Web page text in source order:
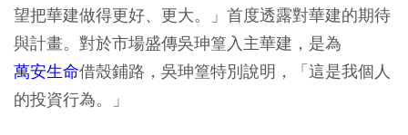
望把華建做得更好、更大。」首度透露對華建的期待
與計畫。對於市場盛傳吳珅篁入主華建，是為
萬安生命借殼鋪路，吳珅篁特別說明，「這是我個人
的投資行為。」